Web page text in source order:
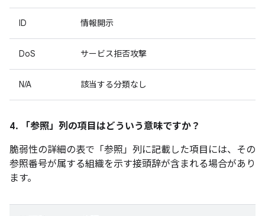
ID 情報開示
DoS サービス拒否攻撃
N/A 該当する分類なし
4. 「参照」 列の項目はどういう意味ですか？
脆弱性の詳細の表で「参照」 列に記載した項目には、その
参照番号が属する組織を示す接頭辞が含まれる場合があり
ます。